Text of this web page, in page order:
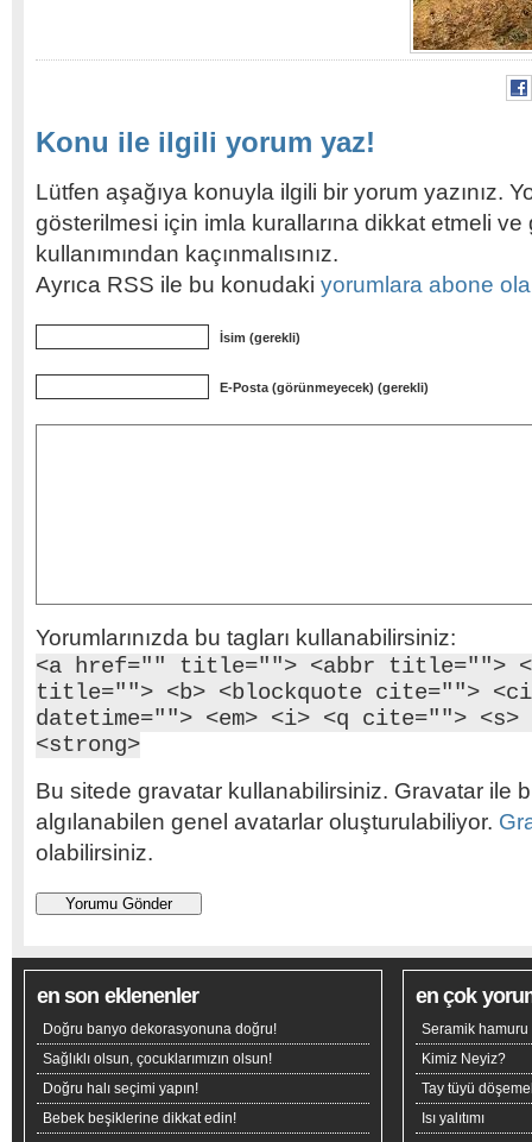
Konu ile ilgili yorum yaz!
Lütfen aşağıya konuyla ilgili bir yorum yazınız.
gösterilmesi için imla kurallarına dikkat etmeli
kullanımından kaçınmalısınız.
Ayrıca RSS ile bu konudaki yorumlara abone
İsim (gerekli)
E-Posta (görünmeyecek) (gerekli)
Yorumlarınızda bu tagları kullanabilirsiniz:
<a href="" title=""> <abbr title="">
title=""> <b> <blockquote cite="">
datetime=""> <em> <i> <q cite="">
<strong>
Bu sitede gravatar kullanabilirsiniz. Gravatar ile
algılanabilen genel avatarlar oluşturulabiliyor.
olabilirsiniz.
en son eklenenler
Doğru banyo dekorasyonuna doğru!
Sağlıklı olsun, çocuklarımızın olsun!
Doğru halı seçimi yapın!
Bebek beşiklerine dikkat edin!
en çok
Seramik hamuru
Kimiz Neyiz?
Tay tüyü
Isı yalıtımı